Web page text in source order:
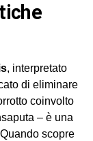
, interpretato
di eliminare
coinvolto
– è una
scopre